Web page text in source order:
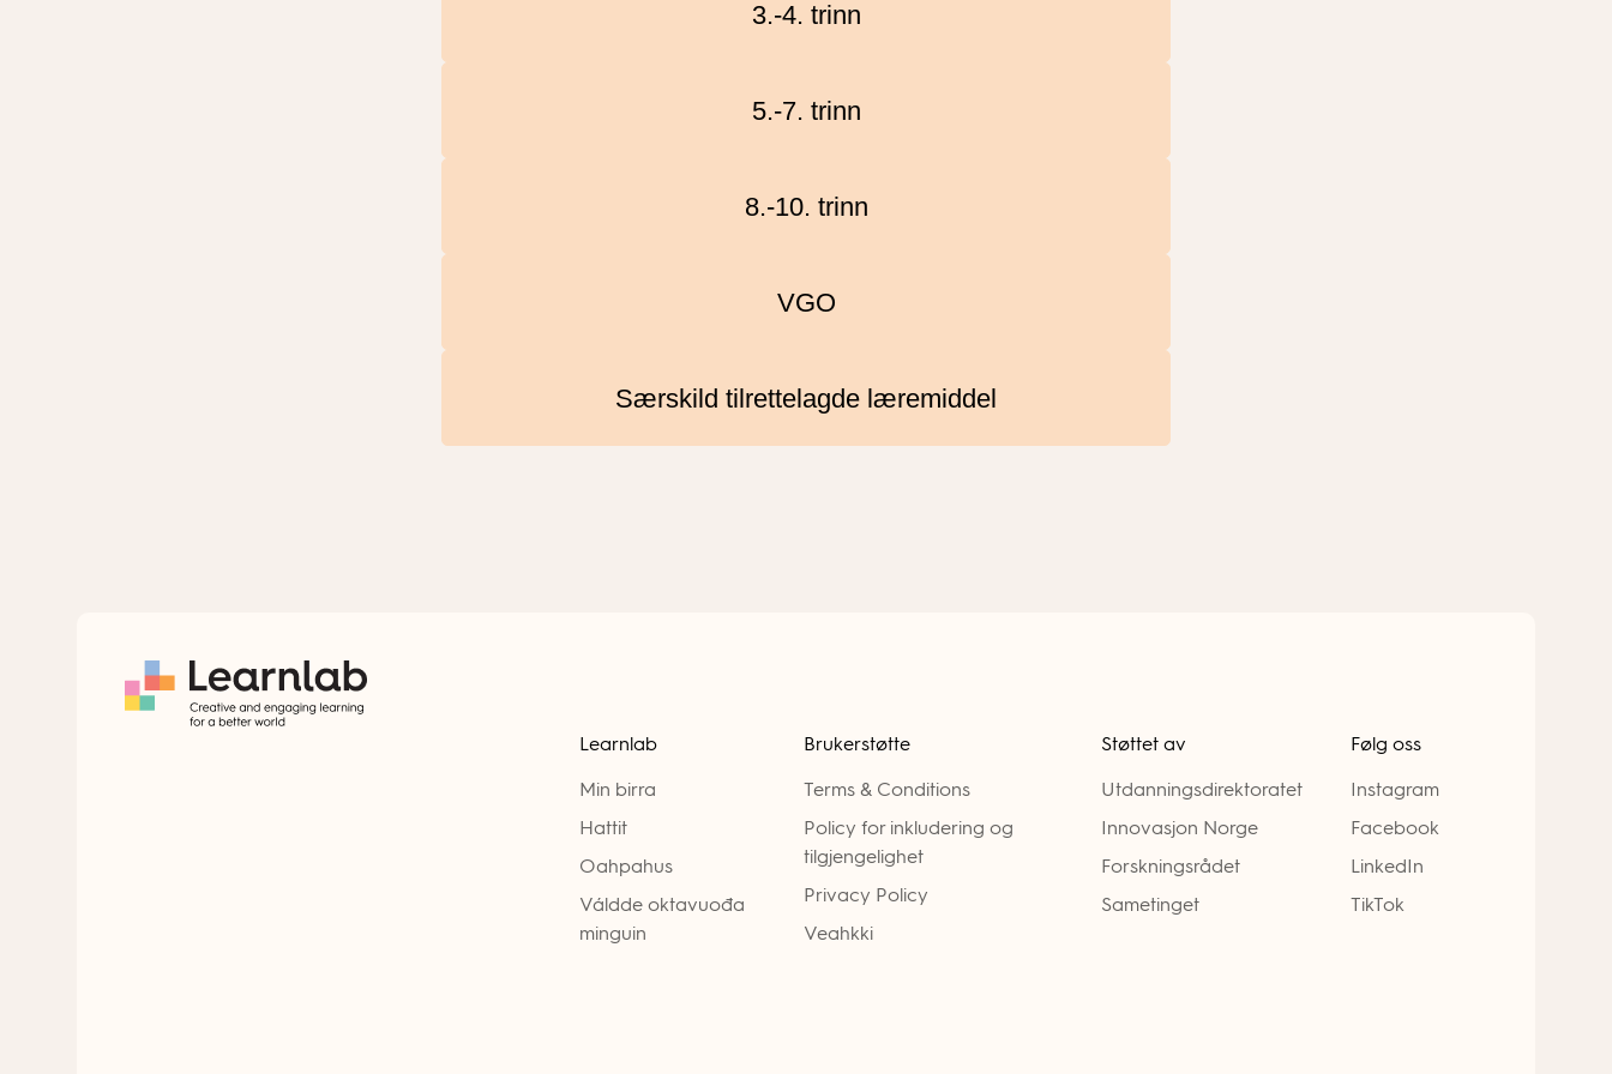
3.-4. trinn
5.-7. trinn
8.-10. trinn
VGO
Særskild tilrettelagde læremiddel
Learnlab
Min birra
Hattit
Oahpahus
Váldde oktavuođa
minguin
Brukerstøtte
Terms & Conditions
Policy for inkludering og
tilgjengelighet
Privacy Policy
Veahkki
Støttet av
Utdanningsdirektoratet
Innovasjon Norge
Forskningsrådet
Sametinget
Følg oss
Instagram
Facebook
LinkedIn
TikTok